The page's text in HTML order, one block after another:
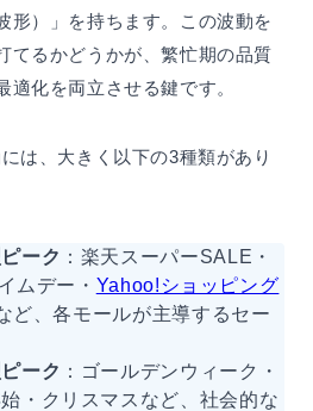
形）」を持ちます。この波動を
てるかどうかが、繁忙期の品質
化を両立させる鍵です。
は、大きく以下の3種類があり
ーク ：楽天スーパーSALE・
ムデー・ Yahoo!ショッピング
ど、各モールが主導するセー
ーク ：ゴールデンウィーク・
・クリスマスなど、社会的な